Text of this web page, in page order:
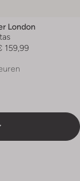
London
159,99